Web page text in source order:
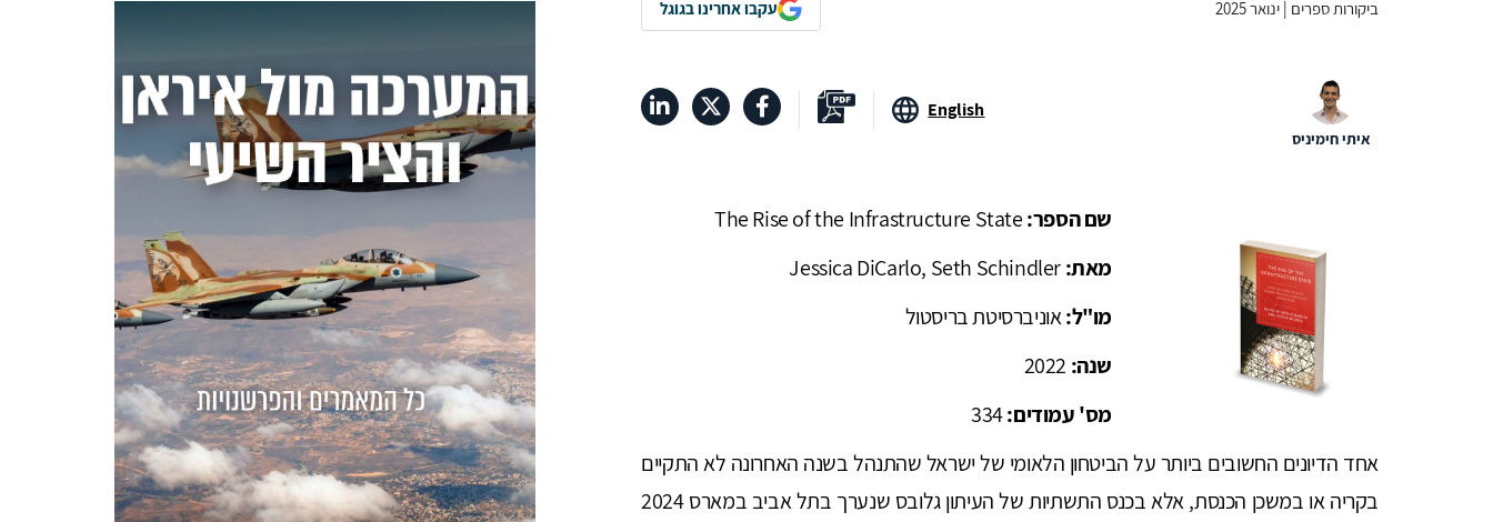
ביקורות ספרים | ינואר 2025 עקבו אחרינו בגוגל
English
איתי חימיניס
שם הספר:The Rise of the Infrastructure State
מאת:Jessica DiCarlo, Seth Schindler
מו"ל:אוניברסיטת בריסטול
שנה: 2022
מס' עמודים:334
אחד הדיונים החשובים ביותר על הביטחון הלאומי של ישראל שהתנהל בשנה האחרונה לא התקיים
בקריה או במשכן הכנסת, אלא בכנס התשתיות של העיתון גלובס שנערך בתל אביב במארס 2024